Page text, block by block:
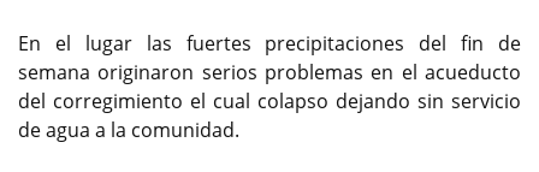
En el lugar las fuertes precipitaciones del fin de
semana originaron serios problemas en el acueducto
del corregimiento el cual colapso dejando sin servicio
de agua a la comunidad.